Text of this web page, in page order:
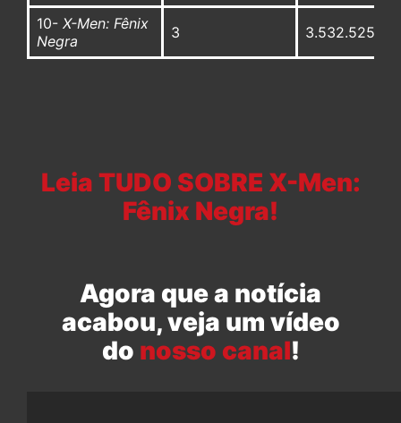
10- X-Men: Fênix
Negra
3 3.532.525
Leia TUDO SOBRE X-Men:
Fênix Negra!
Agora que a notícia
acabou, veja um vídeo
do nosso canal!